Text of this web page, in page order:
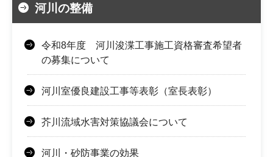
河川の整備
令和8年度 河川浚渫工事施工資格審査希望者
の募集について
河川室優良建設工事等表彰（室長表彰）
芥川流域水害対策協議会について
河川・砂防事業の効果